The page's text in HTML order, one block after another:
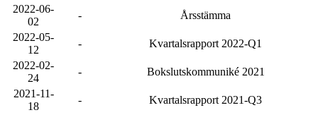
2022-06-
02
-
Årsstämma
2022-05-
12
-
Kvartalsrapport 2022-Q1
2022-02-
24
-
Bokslutskommuniké 2021
2021-11-
18
-
Kvartalsrapport 2021-Q3